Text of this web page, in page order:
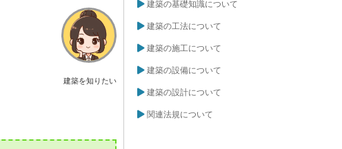
建築を知りたい
建築の基礎知識について
建築の工法について
建築の施工について
建築の設備について
建築の設計について
関連法規について